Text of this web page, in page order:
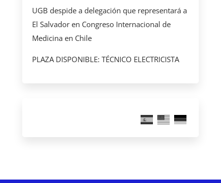
UGB despide a delegación que representará a
El Salvador en Congreso Internacional de
Medicina en Chile
PLAZA DISPONIBLE: TÉCNICO ELECTRICISTA